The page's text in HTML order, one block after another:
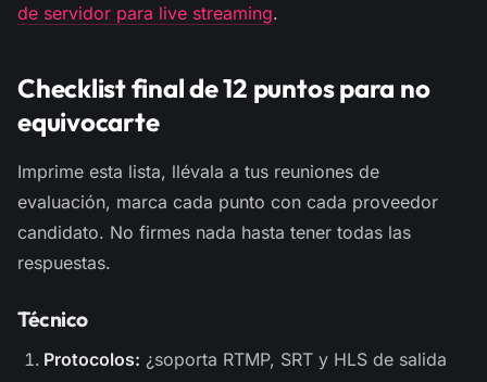
de servidor para live streaming.
Checklist final de 12 puntos para no
equivocarte
Imprime esta lista, llévala a tus reuniones de
evaluación, marca cada punto con cada proveedor
candidato. No firmes nada hasta tener todas las
respuestas.
Técnico
Protocolos: ¿soporta RTMP, SRT y HLS de salida